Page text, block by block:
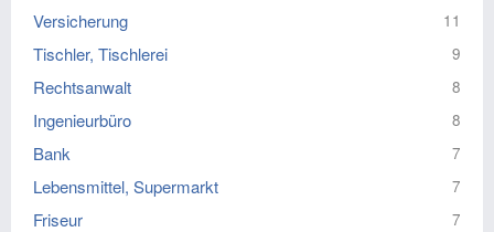
Versicherung 11
Tischler, Tischlerei 9
Rechtsanwalt 8
Ingenieurbüro 8
Bank 7
Lebensmittel, Supermarkt 7
Friseur 7